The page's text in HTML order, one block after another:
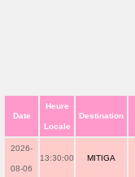
Date
Heure
Locale
Destination
2026-
08-06
13:30:00 MITIGA